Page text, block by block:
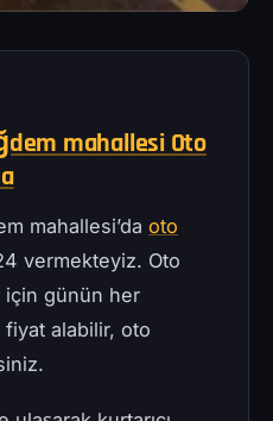
mahallesi Oto
mahallesi’da oto
vermekteyiz. Oto
için günün her
alabilir, oto